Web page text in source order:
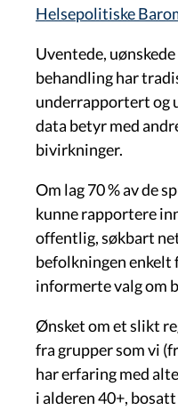
Helsepolitiske
Uventede,
behandling har
underrapportert og
data betyr med
bivirkninger.
Om lag 70 % av de
kunne rapportere
offentlig, søkbart
befolkningen enkelt
informerte valg om
Ønsket om et slikt
fra grupper som vi
har erfaring med
i alderen 40+,